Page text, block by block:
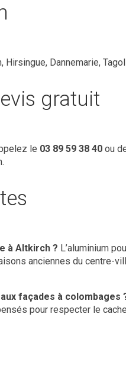
Hirsingue, Dannemarie,
gratuit
le 03 89 59 38 40 ou
à Altkirch ? L’aluminium
anciennes du centre-
façades à colombages
pour respecter le